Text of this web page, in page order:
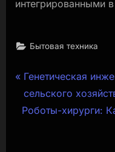
интегрированными
Бытовая техника
Навигация
по
P
r
e
Генетическая
сельского
N
Роботы-хирурги: